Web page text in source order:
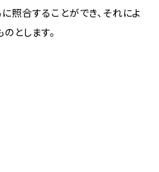
照合することができ、それによ
とします。